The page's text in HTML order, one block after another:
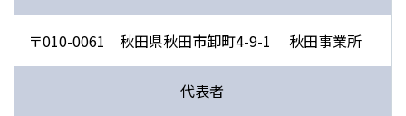
〒010-0061 秋田県秋田市卸町4-9-1 秋田事業所
代表者